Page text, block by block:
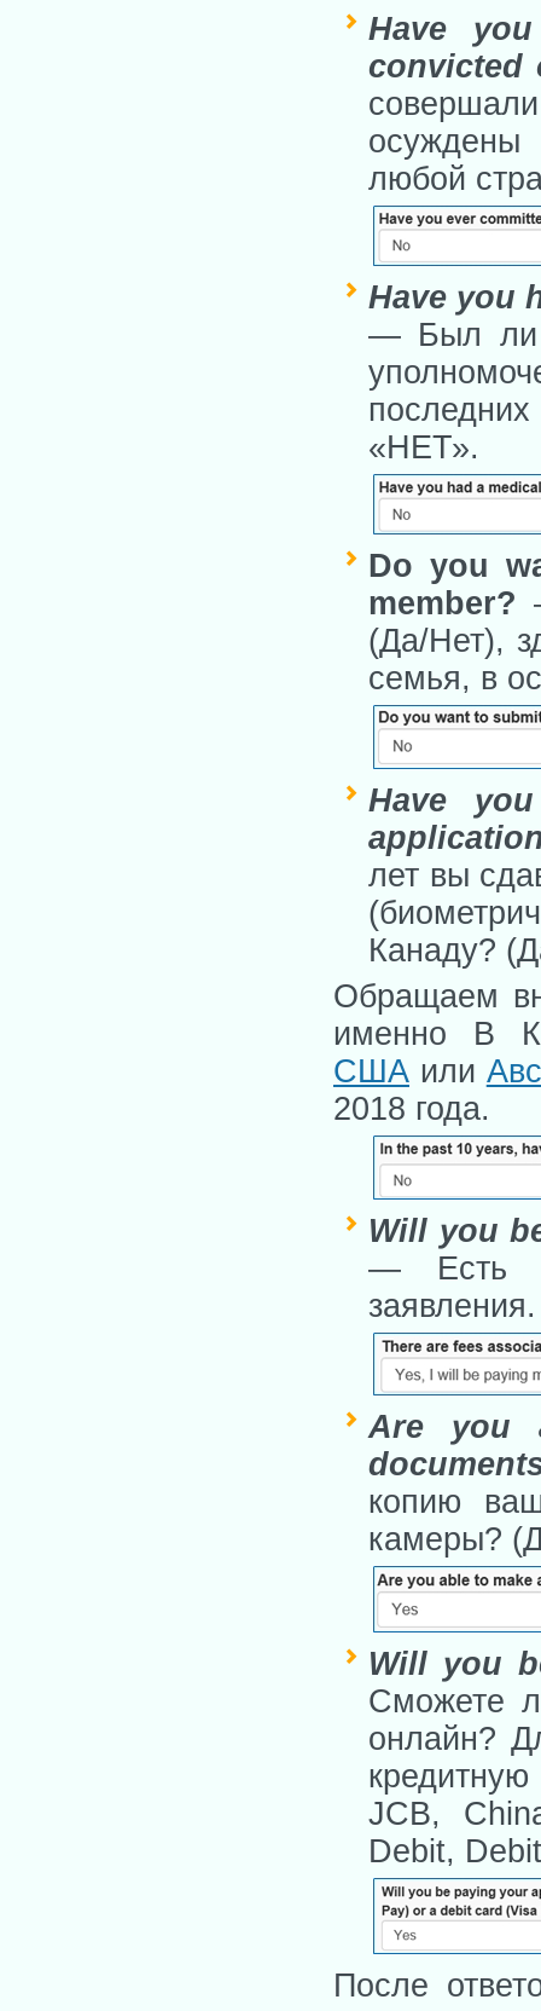
Have
convicted
осуждены
любой
Have you
— Был ли
«НЕТ».
Do you
member?
(Да/Нет),
семья, в
Have
лет вы
Канаду?
Обращаем
именно В
США или
2018 года.
Will you
— Есть
Are you
копию
камеры?
Will you
Сможете
онлайн?
JCB,
Debit,
После